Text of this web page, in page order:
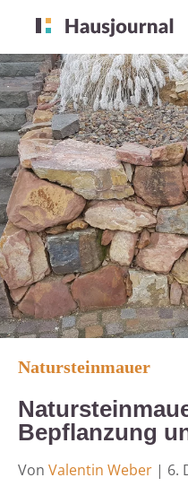
Natursteinmauer
Bepflanzung
Von Valentin Weber | 6.